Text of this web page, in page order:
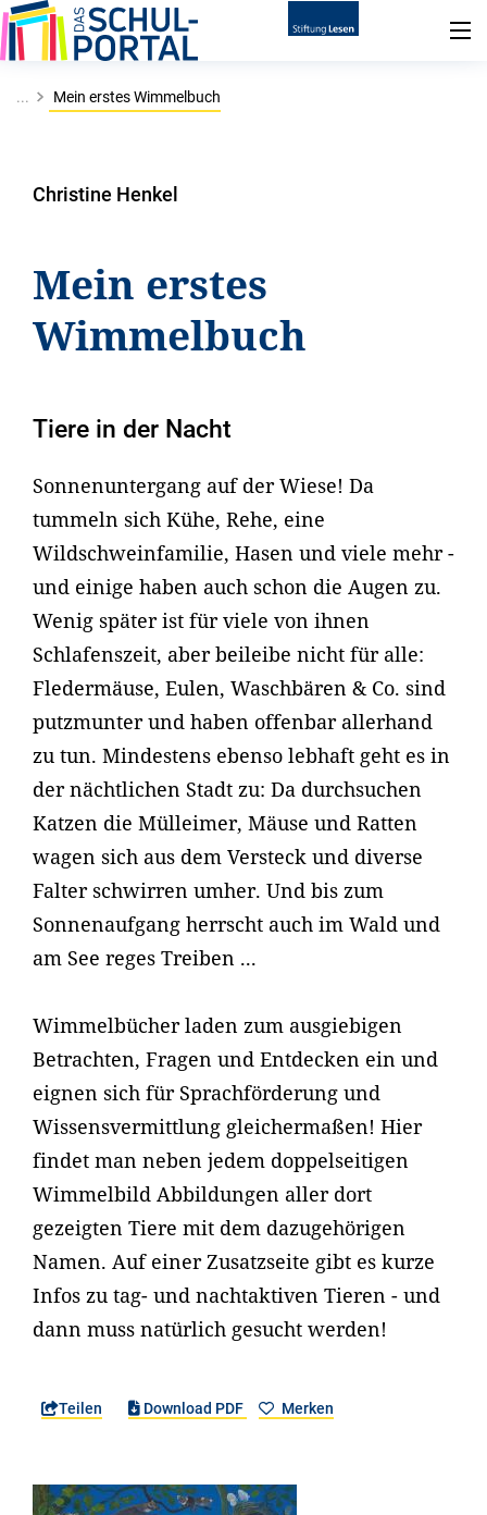
... Mein erstes Wimmelbuch
Christine Henkel
Mein erstes
Wimmelbuch
Tiere in der Nacht
Sonnenuntergang auf der Wiese! Da
tummeln sich Kühe, Rehe, eine
Wildschweinfamilie, Hasen und viele mehr -
und einige haben auch schon die Augen zu.
Wenig später ist für viele von ihnen
Schlafenszeit, aber beileibe nicht für alle:
Fledermäuse, Eulen, Waschbären & Co. sind
putzmunter und haben offenbar allerhand
zu tun. Mindestens ebenso lebhaft geht es in
der nächtlichen Stadt zu: Da durchsuchen
Katzen die Mülleimer, Mäuse und Ratten
wagen sich aus dem Versteck und diverse
Falter schwirren umher. Und bis zum
Sonnenaufgang herrscht auch im Wald und
am See reges Treiben ...
Wimmelbücher laden zum ausgiebigen
Betrachten, Fragen und Entdecken ein und
eignen sich für Sprachförderung und
Wissensvermittlung gleichermaßen! Hier
findet man neben jedem doppelseitigen
Wimmelbild Abbildungen aller dort
gezeigten Tiere mit dem dazugehörigen
Namen. Auf einer Zusatzseite gibt es kurze
Infos zu tag- und nachtaktiven Tieren - und
dann muss natürlich gesucht werden!
Teilen Download PDF Merken